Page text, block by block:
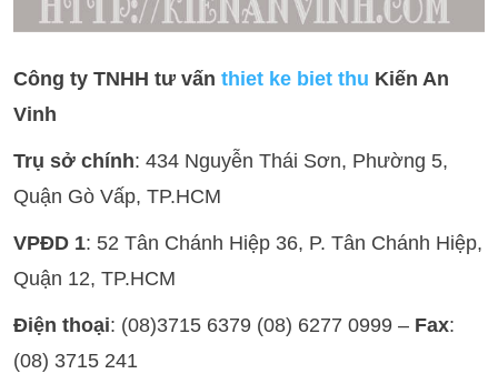
Công ty TNHH tư vấn thiet ke biet thu Kiến An
Vinh
Trụ sở chính: 434 Nguyễn Thái Sơn, Phường 5,
Quận Gò Vấp, TP.HCM
VPĐD 1: 52 Tân Chánh Hiệp 36, P. Tân Chánh Hiệp,
Quận 12, TP.HCM
Điện thoại: (08)3715 6379 (08) 6277 0999 – Fax:
(08) 3715 241